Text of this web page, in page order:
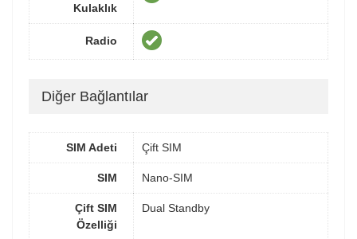
Kulaklık
Radio
Diğer Bağlantılar
SIM Adeti Çift SIM
SIM Nano-SIM
Çift SIM
Özelliği
Dual Standby